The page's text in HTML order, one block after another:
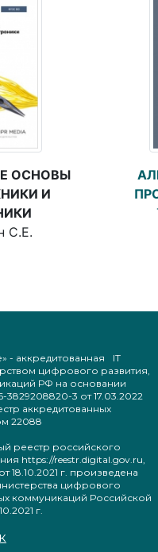
ОСНОВЫ
И
С.Е.
аккредитованная IT
цифрового развития,
РФ на основании
3 от 17.03.2022
аккредитованных
22088
реестр российского
https://reestr.digital.gov.ru,
18.10.2021 г. произведена
цифрового
коммуникаций Российской
г.